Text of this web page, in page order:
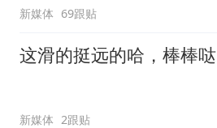
新媒体 69跟贴
这滑的挺远的哈，棒棒哒
新媒体 2跟贴